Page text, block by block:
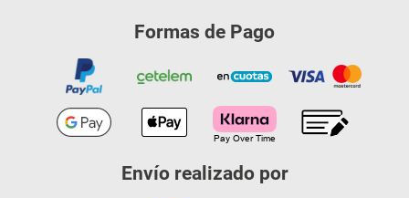
Formas de Pago
Envío realizado por